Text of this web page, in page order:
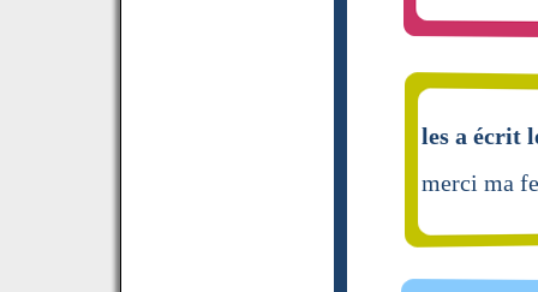
les a écrit
merci ma